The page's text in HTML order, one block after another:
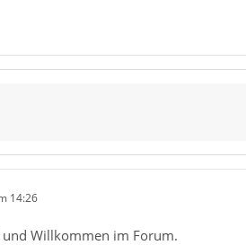
14:26
Willkommen im Forum.